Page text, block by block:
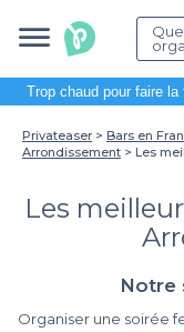
Trop chaud pour faire la
Privateaser Bars en
Arrondissement
Les
Les
Notre
Organiser une soirée